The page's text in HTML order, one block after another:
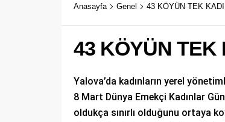
Anasayfa Genel 43 KÖYÜN TEK
43 KÖYÜN TEK
Yalova’da kadınların yerel
8 Mart Dünya Emekçi Kadınlar
oldukça sınırlı olduğunu ortaya